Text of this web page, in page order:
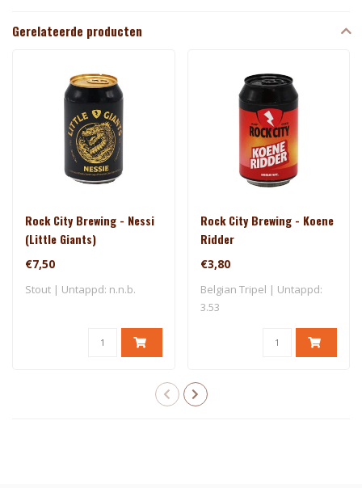
Gerelateerde producten
Rock City Brewing - Nessi
(Little Giants)
€7,50
Stout | Untappd: n.n.b.
Rock City Brewing - Koene
Ridder
€3,80
Belgian Tripel | Untappd:
3.53